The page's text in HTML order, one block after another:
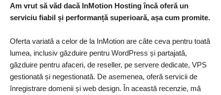
Am vrut să văd dacă InMotion Hosting încă oferă un
serviciu fiabil și performanță superioară, așa cum promite.
Oferta variată a celor de la InMotion are câte ceva pentru toată
lumea, inclusiv găzduire pentru WordPress și partajată,
găzduire pentru afaceri, de reseller, pe servere dedicate, VPS
gestionată și negestionată. De asemenea, oferă servicii de
înregistrare domenii și web design. În această recenzie, mă